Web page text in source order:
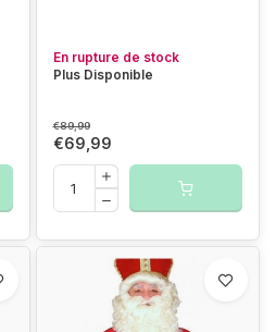
En rupture de stock
Plus Disponible
€89,99
€69,99